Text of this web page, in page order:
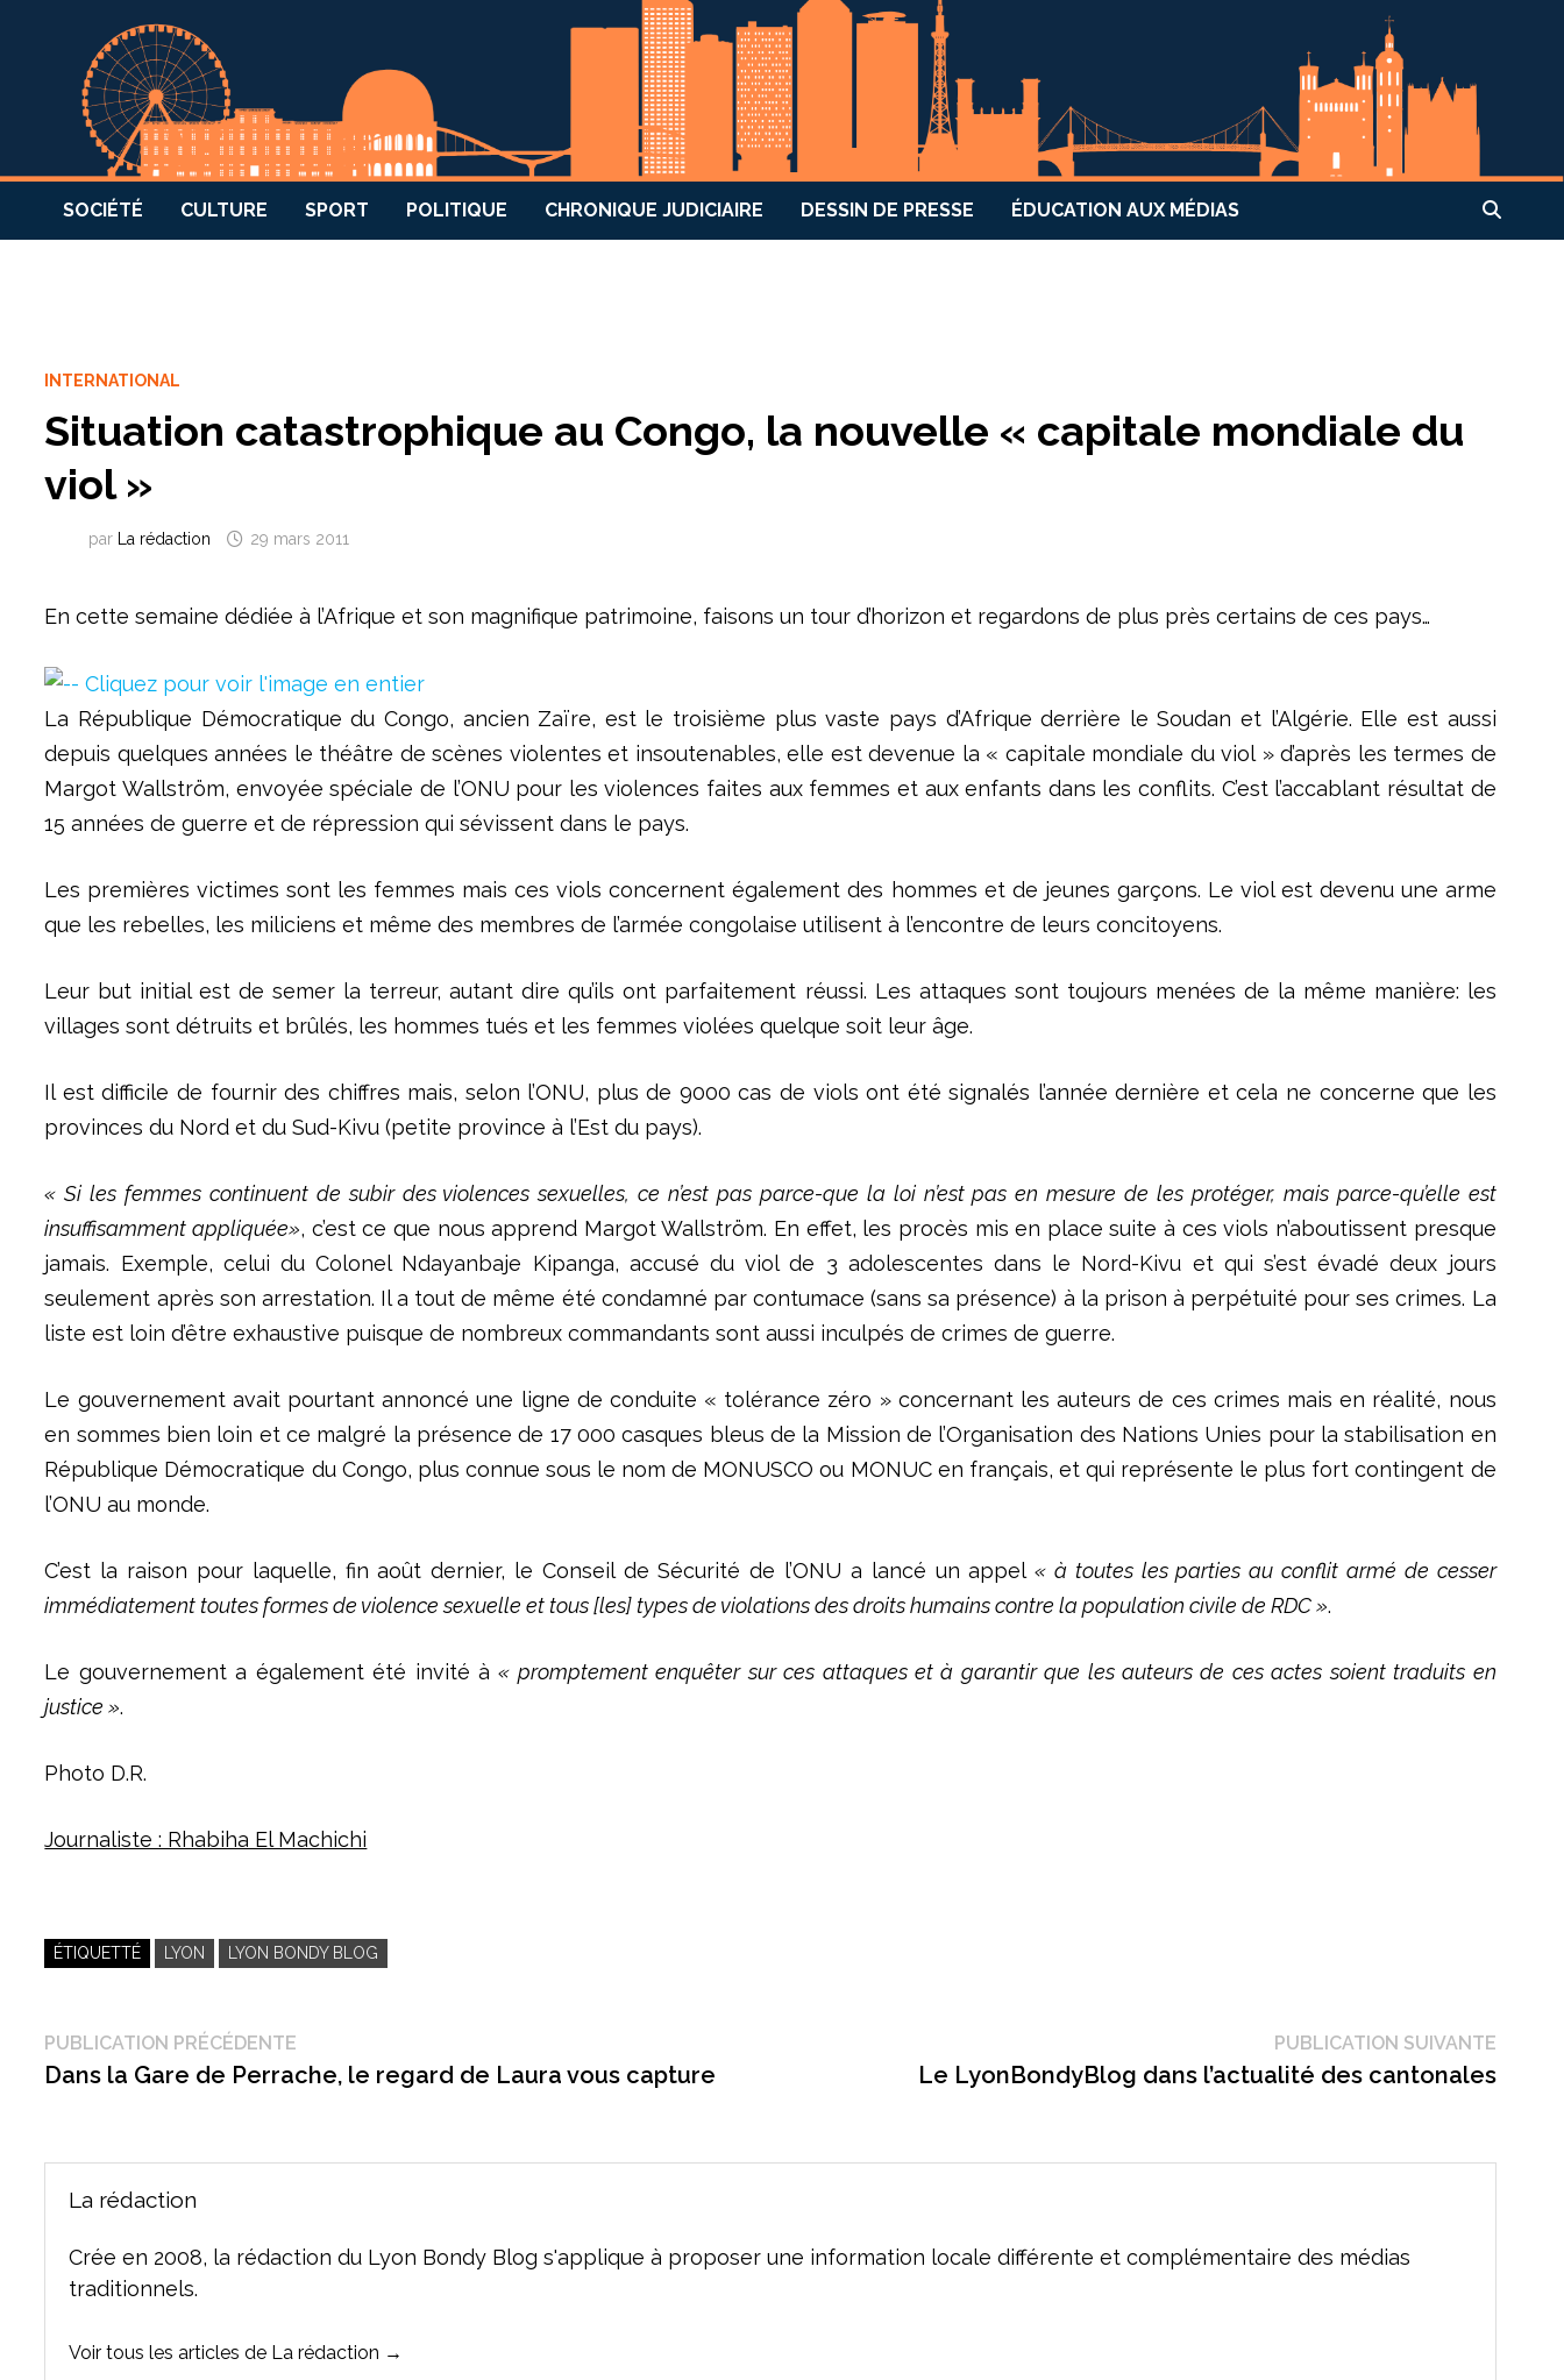
SOCIÉTÉ CULTURE SPORT POLITIQUE CHRONIQUE JUDICIAIRE DESSIN DE PRESSE ÉDUCATION AUX MÉDIAS
INTERNATIONAL
Situation catastrophique au Congo, la nouvelle « capitale mondiale du
viol »
par La rédaction 29 mars 2011
En cette semaine dédiée à l’Afrique et son magnifique patrimoine, faisons un tour d’horizon et regardons de plus près certains de ces pays…
La République Démocratique du Congo, ancien Zaïre, est le troisième plus vaste pays d’Afrique derrière le Soudan et l’Algérie. Elle est aussi
depuis quelques années le théâtre de scènes violentes et insoutenables, elle est devenue la « capitale mondiale du viol » d’après les termes de
Margot Wallström, envoyée spéciale de l’ONU pour les violences faites aux femmes et aux enfants dans les conflits. C’est l’accablant résultat de
15 années de guerre et de répression qui sévissent dans le pays.
Les premières victimes sont les femmes mais ces viols concernent également des hommes et de jeunes garçons. Le viol est devenu une arme
que les rebelles, les miliciens et même des membres de l’armée congolaise utilisent à l’encontre de leurs concitoyens.
Leur but initial est de semer la terreur, autant dire qu’ils ont parfaitement réussi. Les attaques sont toujours menées de la même manière: les
villages sont détruits et brûlés, les hommes tués et les femmes violées quelque soit leur âge.
Il est difficile de fournir des chiffres mais, selon l’ONU, plus de 9000 cas de viols ont été signalés l’année dernière et cela ne concerne que les
provinces du Nord et du Sud-Kivu (petite province à l’Est du pays).
« Si les femmes continuent de subir des violences sexuelles, ce n’est pas parce-que la loi n’est pas en mesure de les protéger, mais parce-qu’elle est
insuffisamment appliquée», c’est ce que nous apprend Margot Wallström. En effet, les procès mis en place suite à ces viols n’aboutissent presque
jamais. Exemple, celui du Colonel Ndayanbaje Kipanga, accusé du viol de 3 adolescentes dans le Nord-Kivu et qui s’est évadé deux jours
seulement après son arrestation. Il a tout de même été condamné par contumace (sans sa présence) à la prison à perpétuité pour ses crimes. La
liste est loin d’être exhaustive puisque de nombreux commandants sont aussi inculpés de crimes de guerre.
Le gouvernement avait pourtant annoncé une ligne de conduite « tolérance zéro » concernant les auteurs de ces crimes mais en réalité, nous
en sommes bien loin et ce malgré la présence de 17 000 casques bleus de la Mission de l’Organisation des Nations Unies pour la stabilisation en
République Démocratique du Congo, plus connue sous le nom de MONUSCO ou MONUC en français, et qui représente le plus fort contingent de
l’ONU au monde.
C’est la raison pour laquelle, fin août dernier, le Conseil de Sécurité de l’ONU a lancé un appel« à toutes les parties au conflit armé de cesser
immédiatement toutes formes de violence sexuelle et tous [les] types de violations des droits humains contre la population civile de RDC ».
Le gouvernement a également été invité à« promptement enquêter sur ces attaques et à garantir que les auteurs de ces actes soient traduits en
justice ».
Photo D.R.
Journaliste : Rhabiha El Machichi
ÉTIQUETTÉ LYON LYON BONDY BLOG
Navigation
de
PUBLICATION PRÉCÉDENTE
précédente :
Dans la Gare de Perrache, le regard de Laura vous capture
PUBLICATION SUIVANTE
Le LyonBondyBlog dans l’actualité des cantonales
La rédaction
Crée en 2008, la rédaction du Lyon Bondy Blog s'applique à proposer une information locale différente et complémentaire des médias
traditionnels.
Voir tous les articles de La rédaction →